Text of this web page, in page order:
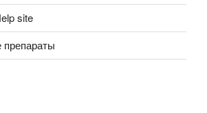
site
препараты